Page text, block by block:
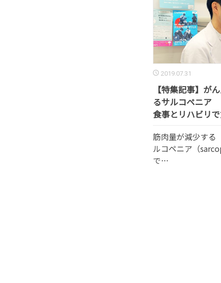
2019.07.31
【特集記事】が
るサルコペニア
食事とリハビリ
筋肉量が減少する
ルコペニア（
で…